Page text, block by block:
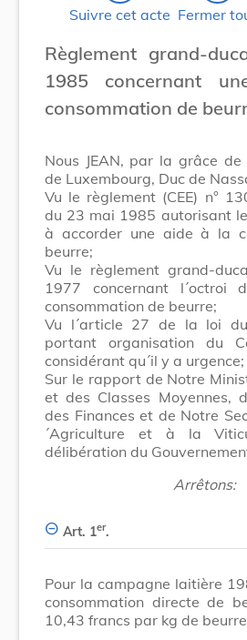
Suivre cet acte Fermer
Règlement grand-
1985 concernant
consommation de
Nous JEAN, par la grâce de
de Luxembourg, Duc de
Vu le règlement (CEE) n°
du 23 mai 1985 autorisant
à accorder une aide à la
beurre;
Vu le règlement grand-
1977 concernant l´octroi
consommation de beurre;
Vu l´article 27 de la loi
portant organisation du
considérant qu´il y a urgence;
Sur le rapport de Notre
et des Classes Moyennes,
des Finances et de Notre
´Agriculture et à la
délibération du
Arrêtons:
Art. 1er.
Pour la campagne laitière
consommation directe de
10,43 francs par kg de